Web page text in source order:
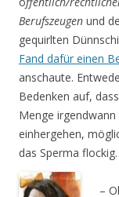
Berufszeugen und
gequirlten
Fand dafür einen
anschaute.
Bedenken auf,
Menge
einhergehen,
das Sperma
–